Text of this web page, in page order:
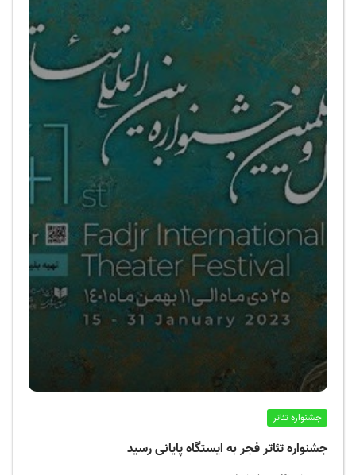
جشنواره تئاتر
جشنواره تئاتر فجر به ایستگاه پایانی رسید